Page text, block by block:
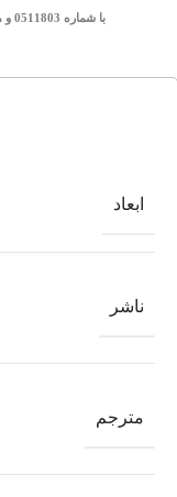
با شماره 0511803 و مکالمه برخط
ابعاد
ناشر
مترجم